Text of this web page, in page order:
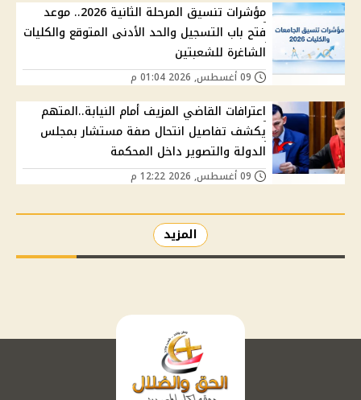
مؤشرات تنسيق المرحلة الثانية 2026.. موعد
فتح باب التسجيل والحد الأدنى المتوقع والكليات
الشاغرة للشعبتين
اعترافات القاضي المزيف أمام النيابة..المتهم
يكشف تفاصيل انتحال صفة مستشار بمجلس
الدولة والتصوير داخل المحكمة
المزيد